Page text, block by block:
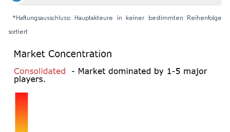
*Haftungsausschluss: Hauptakteure in keiner bestimmten Reihenfolge
sortiert